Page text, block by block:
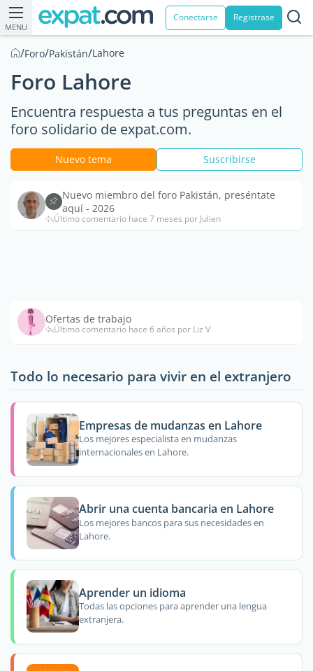
MENU
Conectarse Registrase
/Foro/Pakistán/Lahore
Foro Lahore
Encuentra respuesta a tus preguntas en el
foro solidario de expat.com.
Nuevo tema Suscribirse
Nuevo miembro del foro Pakistán, preséntate
aquí - 2026
Último comentario hace 7 meses por Julien
Ofertas de trabajo
Último comentario hace 6 años por Liz V
Todo lo necesario para vivir en el extranjero
Empresas de mudanzas en Lahore
Los mejores especialista en mudanzas
internacionales en Lahore.
Abrir una cuenta bancaria en Lahore
Los mejores bancos para sus necesidades en
Lahore.
Aprender un idioma
Todas las opciones para aprender una lengua
extranjera.